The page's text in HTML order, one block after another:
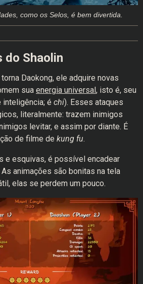
como os Selos, é bem divertida.
do Shaolin
Daokong, ele adquire novas
sua energia universal , isto é, seu
inteligência; é chi). Esses ataques
literalmente: trazem inimigos
levitar, e assim por diante. É
de filme de kung fu.
e esquivas, é possível encadear
animações são bonitas na tela
elas se perdem um pouco.